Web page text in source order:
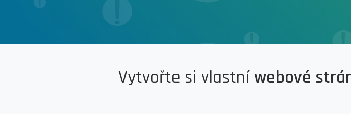
Vytvořte si vlastníwebové